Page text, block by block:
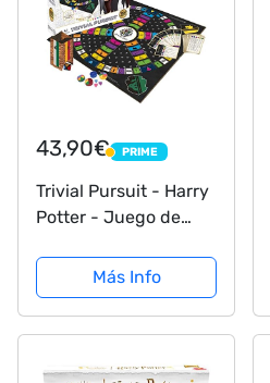
43,90€ PRIME
PRIME
Trivial Pursuit - Harry
Potter - Juego de
Incluye Tablero.
Versión en Español
Más Info